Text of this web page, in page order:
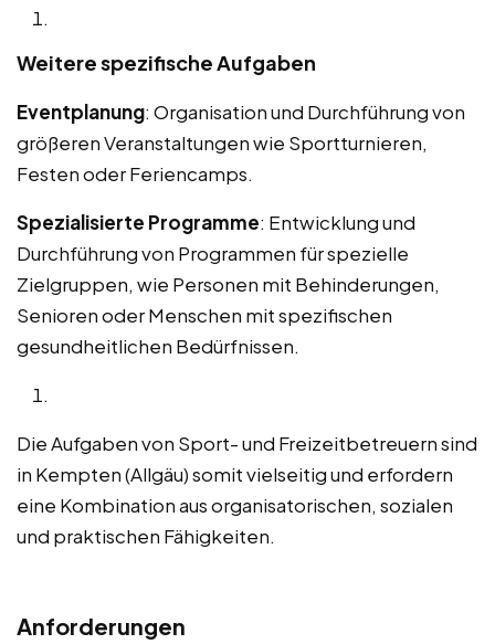
Weitere spezifische Aufgaben
Eventplanung: Organisation und Durchführung von
größeren Veranstaltungen wie Sportturnieren,
Festen oder Feriencamps.
Spezialisierte Programme: Entwicklung und
Durchführung von Programmen für spezielle
Zielgruppen, wie Personen mit Behinderungen,
Senioren oder Menschen mit spezifischen
gesundheitlichen Bedürfnissen.
Die Aufgaben von Sport- und Freizeitbetreuern sind
in Kempten (Allgäu) somit vielseitig und erfordern
eine Kombination aus organisatorischen, sozialen
und praktischen Fähigkeiten.
Anforderungen